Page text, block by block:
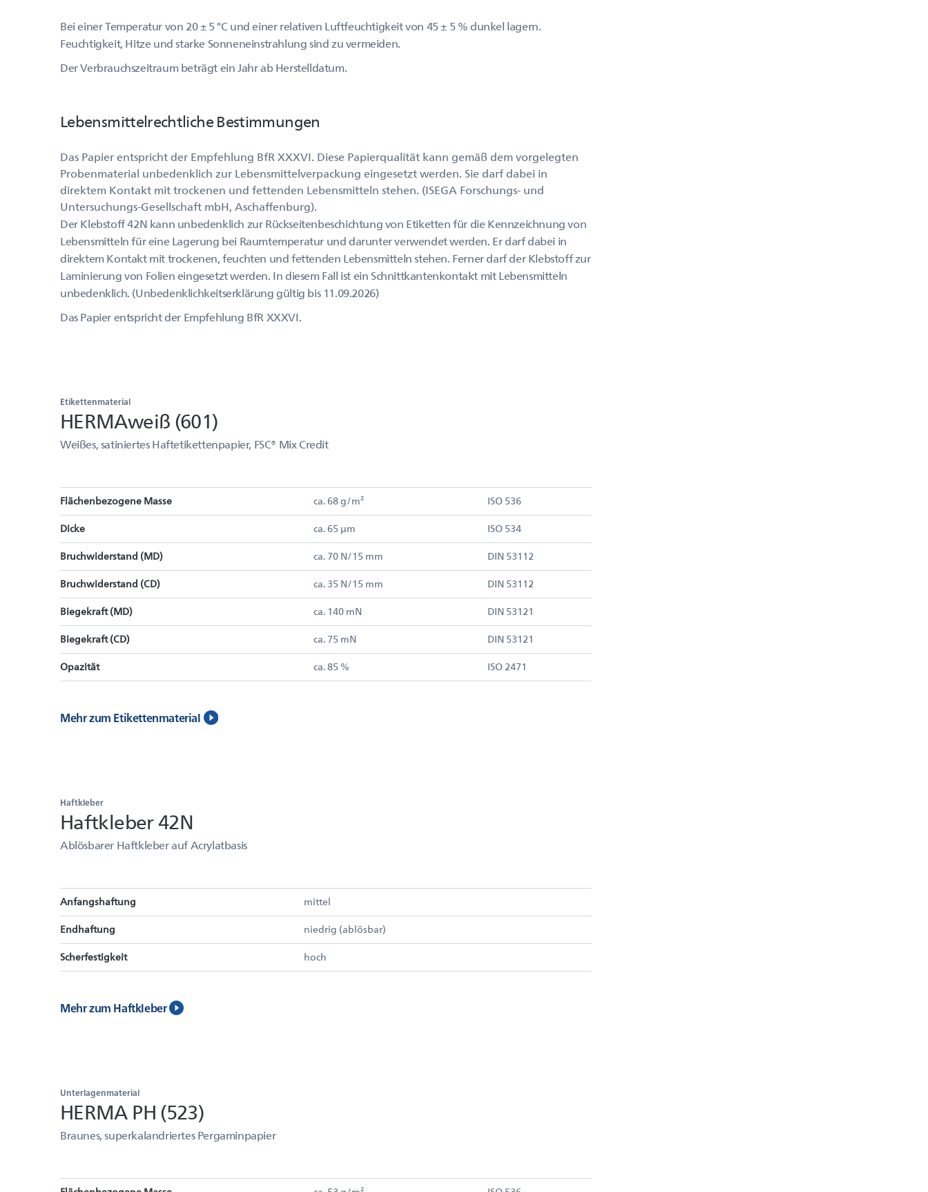
Bei einer Temperatur von 20 ± 5 °C und einer relativen Luftfeuchtigkeit von 45 ± 5 % dunkel lagern.
Feuchtigkeit, Hitze und starke Sonneneinstrahlung sind zu vermeiden.
Der Verbrauchszeitraum beträgt ein Jahr ab Herstelldatum.
Lebensmittelrechtliche Bestimmungen
Das Papier entspricht der Empfehlung BfR XXXVI. Diese Papierqualität kann gemäß dem vorgelegten
Probenmaterial unbedenklich zur Lebensmittelverpackung eingesetzt werden. Sie darf dabei in
direktem Kontakt mit trockenen und fettenden Lebensmitteln stehen. (ISEGA Forschungs- und
Untersuchungs-Gesellschaft mbH, Aschaffenburg).
Der Klebstoff 42N kann unbedenklich zur Rückseitenbeschichtung von Etiketten für die Kennzeichnung von
Lebensmitteln für eine Lagerung bei Raumtemperatur und darunter verwendet werden. Er darf dabei in
direktem Kontakt mit trockenen, feuchten und fettenden Lebensmitteln stehen. Ferner darf der Klebstoff zur
Laminierung von Folien eingesetzt werden. In diesem Fall ist ein Schnittkantenkontakt mit Lebensmitteln
unbedenklich. (Unbedenklichkeitserklärung gültig bis 11.09.2026)
Das Papier entspricht der Empfehlung BfR XXXVI.
Etikettenmaterial
HERMAweiß (601)
Weißes, satiniertes Haftetikettenpapier, FSC® Mix Credit
Flächenbezogene Masse ca. 68 g/m² ISO 536
Dicke ca. 65 µm ISO 534
Bruchwiderstand (MD) ca. 70 N/15 mm DIN 53112
Bruchwiderstand (CD) ca. 35 N/15 mm DIN 53112
Biegekraft (MD) ca. 140 mN DIN 53121
Biegekraft (CD) ca. 75 mN DIN 53121
Opazität ca. 85 % ISO 2471
Mehr zum Etikettenmaterial
Haftkleber
Haftkleber 42N
Ablösbarer Haftkleber auf Acrylatbasis
Anfangshaftung mittel
Endhaftung niedrig (ablösbar)
Scherfestigkeit hoch
Mehr zum Haftkleber
Unterlagenmaterial
HERMA PH (523)
Braunes, superkalandriertes Pergaminpapier